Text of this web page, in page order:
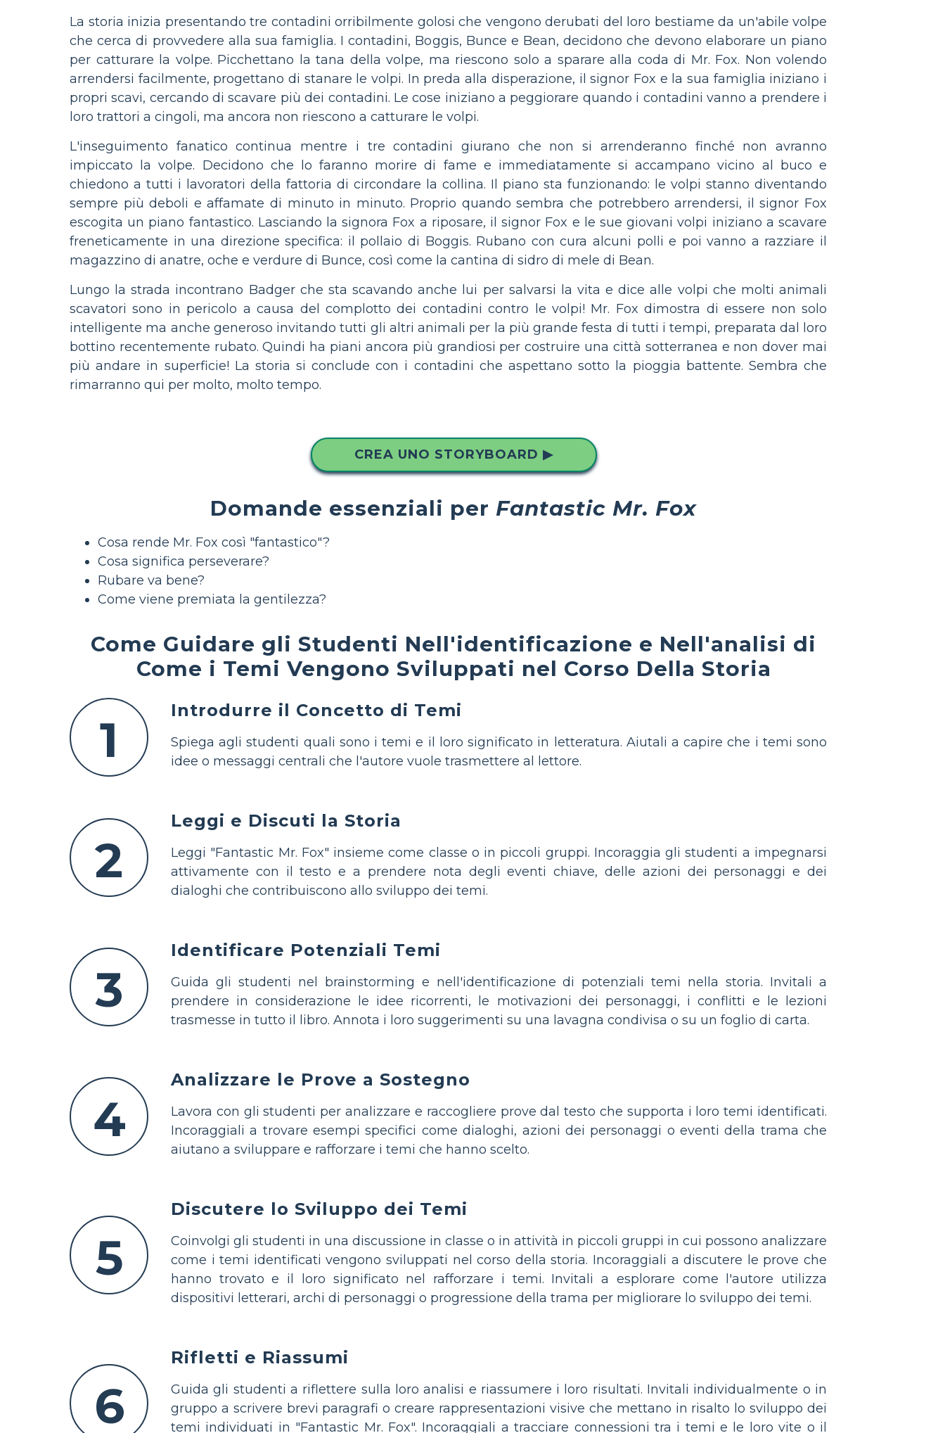
La storia inizia presentando tre contadini orribilmente golosi che vengono derubati del loro bestiame da un'abile volpe
che cerca di provvedere alla sua famiglia. I contadini, Boggis, Bunce e Bean, decidono che devono elaborare un piano
per catturare la volpe. Picchettano la tana della volpe, ma riescono solo a sparare alla coda di Mr. Fox. Non volendo
arrendersi facilmente, progettano di stanare le volpi. In preda alla disperazione, il signor Fox e la sua famiglia iniziano i
propri scavi, cercando di scavare più dei contadini. Le cose iniziano a peggiorare quando i contadini vanno a prendere i
loro trattori a cingoli, ma ancora non riescono a catturare le volpi.
L'inseguimento fanatico continua mentre i tre contadini giurano che non si arrenderanno finché non avranno
impiccato la volpe. Decidono che lo faranno morire di fame e immediatamente si accampano vicino al buco e
chiedono a tutti i lavoratori della fattoria di circondare la collina. Il piano sta funzionando: le volpi stanno diventando
sempre più deboli e affamate di minuto in minuto. Proprio quando sembra che potrebbero arrendersi, il signor Fox
escogita un piano fantastico. Lasciando la signora Fox a riposare, il signor Fox e le sue giovani volpi iniziano a scavare
freneticamente in una direzione specifica: il pollaio di Boggis. Rubano con cura alcuni polli e poi vanno a razziare il
magazzino di anatre, oche e verdure di Bunce, così come la cantina di sidro di mele di Bean.
Lungo la strada incontrano Badger che sta scavando anche lui per salvarsi la vita e dice alle volpi che molti animali
scavatori sono in pericolo a causa del complotto dei contadini contro le volpi! Mr. Fox dimostra di essere non solo
intelligente ma anche generoso invitando tutti gli altri animali per la più grande festa di tutti i tempi, preparata dal loro
bottino recentemente rubato. Quindi ha piani ancora più grandiosi per costruire una città sotterranea e non dover mai
più andare in superficie! La storia si conclude con i contadini che aspettano sotto la pioggia battente. Sembra che
rimarranno qui per molto, molto tempo.
CREA UNO STORYBOARD ▶
Domande essenziali per Fantastic Mr. Fox
Cosa rende Mr. Fox così "fantastico"?
Cosa significa perseverare?
Rubare va bene?
Come viene premiata la gentilezza?
Come Guidare gli Studenti Nell'identificazione e Nell'analisi di
Come i Temi Vengono Sviluppati nel Corso Della Storia
1
Introdurre il Concetto di Temi
Spiega agli studenti quali sono i temi e il loro significato in letteratura. Aiutali a capire che i temi sono
idee o messaggi centrali che l'autore vuole trasmettere al lettore.
2
Leggi e Discuti la Storia
Leggi "Fantastic Mr. Fox" insieme come classe o in piccoli gruppi. Incoraggia gli studenti a impegnarsi
attivamente con il testo e a prendere nota degli eventi chiave, delle azioni dei personaggi e dei
dialoghi che contribuiscono allo sviluppo dei temi.
3
Identificare Potenziali Temi
Guida gli studenti nel brainstorming e nell'identificazione di potenziali temi nella storia. Invitali a
prendere in considerazione le idee ricorrenti, le motivazioni dei personaggi, i conflitti e le lezioni
trasmesse in tutto il libro. Annota i loro suggerimenti su una lavagna condivisa o su un foglio di carta.
4
Analizzare le Prove a Sostegno
Lavora con gli studenti per analizzare e raccogliere prove dal testo che supporta i loro temi identificati.
Incoraggiali a trovare esempi specifici come dialoghi, azioni dei personaggi o eventi della trama che
aiutano a sviluppare e rafforzare i temi che hanno scelto.
5
Discutere lo Sviluppo dei Temi
Coinvolgi gli studenti in una discussione in classe o in attività in piccoli gruppi in cui possono analizzare
come i temi identificati vengono sviluppati nel corso della storia. Incoraggiali a discutere le prove che
hanno trovato e il loro significato nel rafforzare i temi. Invitali a esplorare come l'autore utilizza
dispositivi letterari, archi di personaggi o progressione della trama per migliorare lo sviluppo dei temi.
6
Rifletti e Riassumi
Guida gli studenti a riflettere sulla loro analisi e riassumere i loro risultati. Invitali individualmente o in
gruppo a scrivere brevi paragrafi o creare rappresentazioni visive che mettano in risalto lo sviluppo dei
temi individuati in "Fantastic Mr. Fox". Incoraggiali a tracciare connessioni tra i temi e le loro vite o il